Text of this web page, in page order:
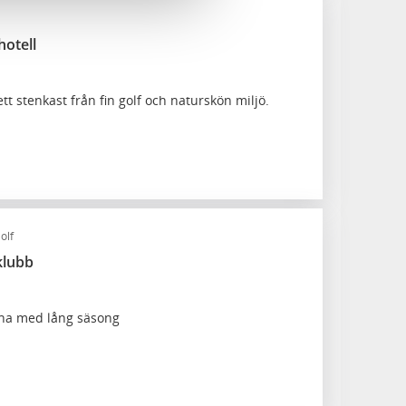
stenkast från fin golf och naturskön miljö.
med lång säsong